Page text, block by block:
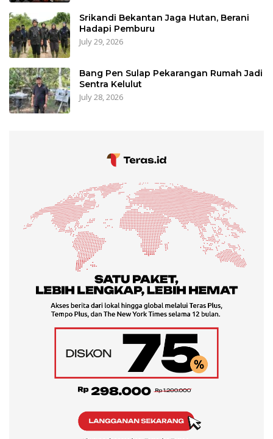
Srikandi Bekantan Jaga Hutan, Berani
Hadapi Pemburu
July 29, 2026
Bang Pen Sulap Pekarangan Rumah Jadi
Sentra Kelulut
July 28, 2026